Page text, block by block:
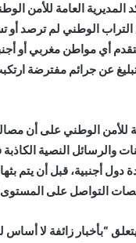
المديرية العامة للأمن
الوطني لم ترصد أو
أي مواطن مغربي أو
تبليغ عن جرائم مفترضة
للأمن الوطني على أن
والرسائل النصية
أجنبية، قبل أن يتم
التواصل على
“بأخبار زائفة لا